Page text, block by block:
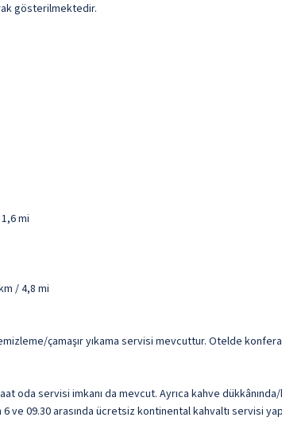
gösterilmektedir.
mi
/ 4,8 mi
çamaşır yıkama servisi mevcuttur. Otelde
servisi imkanı da mevcut. Ayrıca kahve
09.30 arasında ücretsiz kontinental kahvaltı servisi